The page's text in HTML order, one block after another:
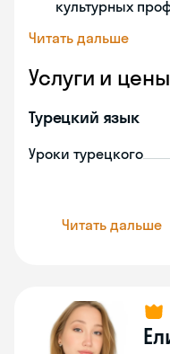
культурных
Читать дальше
Услуги и цены
Турецкий язык
Уроки турецкого
Читать дальше